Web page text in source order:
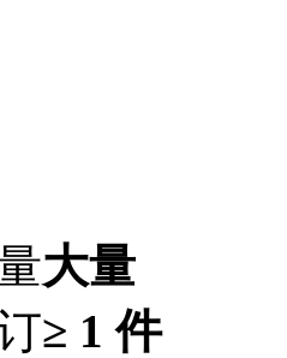
大量
≥ 1 件